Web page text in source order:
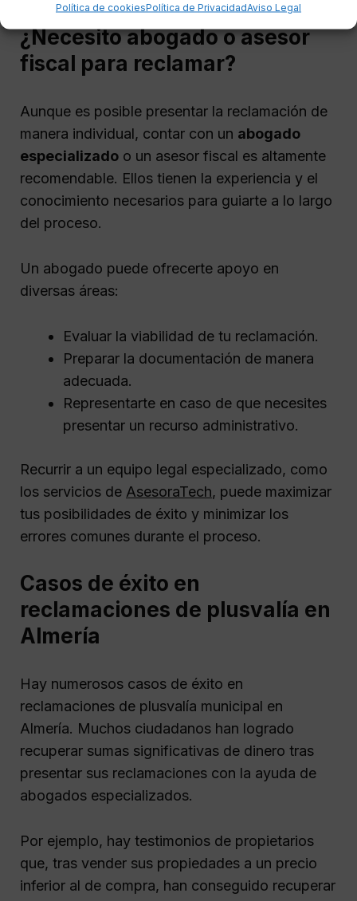
Política de cookiesPolítica de PrivacidadAviso Legal
¿Necesito abogado o asesor
fiscal para reclamar?
Aunque es posible presentar la reclamación de
manera individual, contar con un abogado
especializado o un asesor fiscal es altamente
recomendable. Ellos tienen la experiencia y el
conocimiento necesarios para guiarte a lo largo
del proceso.
Un abogado puede ofrecerte apoyo en
diversas áreas:
Evaluar la viabilidad de tu reclamación.
Preparar la documentación de manera
adecuada.
Representarte en caso de que necesites
presentar un recurso administrativo.
Recurrir a un equipo legal especializado, como
los servicios de AsesoraTech, puede maximizar
tus posibilidades de éxito y minimizar los
errores comunes durante el proceso.
Casos de éxito en
reclamaciones de plusvalía en
Almería
Hay numerosos casos de éxito en
reclamaciones de plusvalía municipal en
Almería. Muchos ciudadanos han logrado
recuperar sumas significativas de dinero tras
presentar sus reclamaciones con la ayuda de
abogados especializados.
Por ejemplo, hay testimonios de propietarios
que, tras vender sus propiedades a un precio
inferior al de compra, han conseguido recuperar